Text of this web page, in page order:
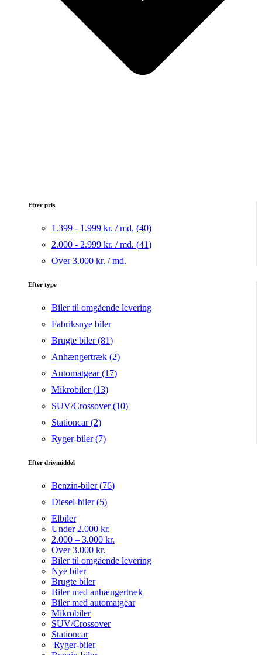
Efter pris
1.399 - 1.999 kr. / md. (40)
2.000 - 2.999 kr. / md. (41)
Over 3.000 kr. / md.
Efter type
Biler til omgående levering
Fabriksnye biler
Brugte biler (81)
Anhængertræk (2)
Automatgear (17)
Mikrobiler (13)
SUV/Crossover (10)
Stationcar (2)
Ryger-biler (7)
Efter drivmiddel
Benzin-biler (76)
Diesel-biler (5)
Elbiler
Under 2.000 kr.
2.000 – 3.000 kr.
Over 3.000 kr.
Biler til omgående levering
Nye biler
Brugte biler
Biler med anhængertræk
Biler med automatgear
Mikrobiler
SUV/Crossover
Stationcar
Ryger-biler